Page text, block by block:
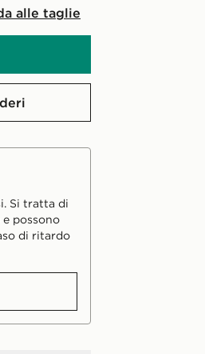
alle taglie
Si tratta di
possono
di ritardo